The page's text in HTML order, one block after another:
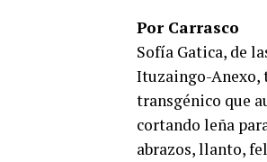
Por Carrasco
Sofía Gatica, de
Ituzaingo-Anexo,
transgénico que
cortando leña
abrazos, llanto,